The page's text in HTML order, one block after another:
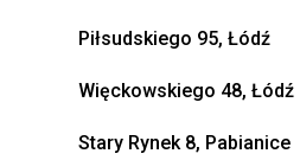
Piłsudskiego 95, Łódź
Więckowskiego 48, Łódź
Stary Rynek 8, Pabianice